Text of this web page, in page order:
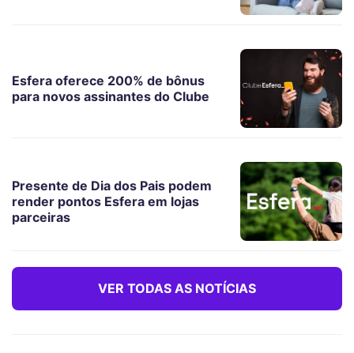
Esfera oferece 200% de bônus
para novos assinantes do Clube
Presente de Dia dos Pais podem
render pontos Esfera em lojas
parceiras
VER TODAS AS NOTÍCIAS